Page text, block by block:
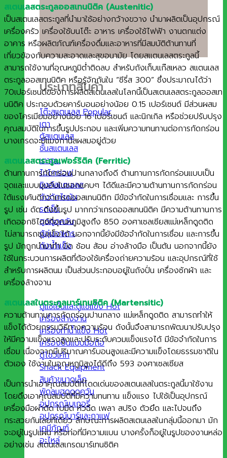
ประเภทสินค้า
โต๊ะสแตนเลส
เตา
ตู้สแตนเลส
ชั้นสแตนเลส
เตาอบ
ไมโครเวฟ
ซิงค์สแตนเลส
ถังดักไขมัน
รถเข็น
ฮูดดูดควัน
ตู้อุ่นอาหาร
ถังน้ำแข็ง
ตู้แช่เย็นและตู้แช่แข็ง
เครื่องล้างจาน
เครื่องทำน้ำแข็ง
เครื่องปั่นแบบมือถือ
ตู้โชว์เค้ก
Snack Equipment
สินค้าขนาดเล็ก
พัดลมฮูดดูดควัน
อุปกรณ์เบเกอรี่
อุปกรณ์บาร์และกาแฟ
เคมีภัณฑ์
อะไหล่
สเตนเลสตระกูลออสเทนนิติค (Austenitic)
เป็นสเตนเลสตระกูลที่นำมาใช้อย่างกว้างขวาง นำมาผลิตเป็นอุปกรณ์
เครื่องครัว เครื่องใช้บนโต๊ะ อาหาร เครื่องใช้ไฟฟ้า งานตกแต่ง
อาคาร หรือผลิตภัณฑ์เครื่องดื่มและอาหารที่มีสมบัติต้านทานที่
เกี่ยวข้องกับความสะอาดและสุขอนามัย โดยสแตนเลสตระกูลนี้
สามารถใช้งานที่อุณหภูมิต่ำติดลบ สำหรับถังเก็บแก๊สเหลว สแตนเลส
ตระกูลออสเทนนิติค หรือรู้จักกันใน “ซีรี่ส 300” ซึ่งประมาณได้ว่า
70เปอร์เซนต์ของการผลิตสเตนเลสในโลกนี้เป็นสเตนเลสตระกูลออสเท
นนิติค ประกอบด้วยคาร์บอนอย่างน้อย 0.15 เปอร์เซนต์ มีส่วนผสม
ของโครเมียมอย่างน้อย 16 เปอร์เซนต์ และนิกเกิล หรือช่วยปรับปรุง
คุณสมบัติในการขึ้นรูปประกอบ และเพิ่มความทนทานต่อการกัดกร่อน
บางเกรดจะมีแมงกานีสผสมอยู่ด้วย
สเตนเลสตระกูลเฟอร์ริติค (Ferritic)
ต้านทานการกัดกร่อนปานกลางถึงดี ต้านทานการกัดกร่อนแบบเป็น
จุดและแบบมุมอับในซอกแคบๆ ได้ดีและมีความต้านทานการกัดกร่อน
ใต้แรงเค้นดีกว่าเกรดออสเทนนิติก มีข้อจำกัดในการเชื่อมและ การขึ้น
รูป เช่น ดัด ดึงขึ้นรูป มากกว่าเกรดออสเทนนิติค มีความต้านทานการ
เกิดออกซิไดซ์ที่อุณหภูมิสูงถึง 850 องศาเซลเซียสแม่เหล็กดูดติด
ไม่สามารถชุบแข็งได้ นอกจากนี้ยังมีข้อจำกัดในการเชื่อม และการขึ้น
รูป มักถูกนำมาทำ มีด ช้อน ส้อม อ่างล้างมือ เป็นต้น นอกจากนี้ยัง
ใช้ในกระบวนการผลิตที่ต้องใช้เครื่องถ่ายความร้อน และอุปกรณ์ที่ใช้
สำหรับการผลิตนม เป็นส่วนประกอบอยู่ในถังปั่น เครื่องซักผ้า และ
เครื่องล้างจาน
สเตนเลสในตระกูลมาร์เทนซิติค (Martensitic)
ความต้านทานการกัดกร่อนปานกลาง แม่เหล็กดูดติด สามารถทำให้
แข็งได้ด้วยกรรมวิธีทางความร้อน ดังนั้นจึงสามารถพัฒนาปรับปรุง
ให้มีความแข็งแรงสูงและปรับระดับควมแข็งแรงได้ มีข้อจำกัดในการ
เชื่อม เนื่องจากมีปริมาณคาร์บอนสูงและมีความแข็งโดยธรรมชาติใน
ตัวเอง ใช้งานในอุณหภูมิสูงได้ดีถึง 593 องศาเซลเซียส
เป็นการนำเอาคุณสมบัติที่โดดเด่นของสเตนเลสในตระกูลนี้มาใช้งาน
โดยดึงเอาคุณสมบัติที่มีความทนทาน แข็งแรง ไปใช้เป็นอุปกรณ์
เครื่องมือผ่าตัด ใบมีด หัวฉีด เพลา สปริง ตัวยึด และไปจนถึง
กระสวยกันเลยทีเดียว ลักษณะการผลิตสเตนเลสในกลุ่มนี้ออกมา มัก
จะอยู่ในรูปแผ่น หรือท่อที่มีความแบน บางครั้งก็อยู่ในรูปของงานหล่อ
อย่างเช่น สเตนเลสเกรดมาร์เทนซิติค